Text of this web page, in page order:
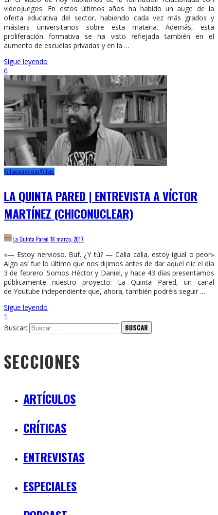
videojuegos. En estos últimos años ha habido un auge de la
oferta educativa del sector, habiendo cada vez más grados y
másters universitarios sobre esta materia. Además, esta
proliferación formativa se ha visto reflejada también en el
aumento de escuelas privadas y en la …
Sigue leyendo
0
VídeoentrevistasVídeos
LA QUINTA PARED | ENTREVISTA A VÍCTOR
MARTÍNEZ (CHICONUCLEAR)
La Quinta Pared 18 marzo, 2017
«— Estoy nervioso. Buf. ¿Y tú? — Calla calla, estoy igual o peor»
Algo así fue lo último que nos dijimos antes de dar aquel clic el día
3 de febrero. Somos Héctor y Daniel, y hace 43 días presentamos
públicamente nuestro proyecto: La Quinta Pared, un canal
de Youtube independiente que, ahora, también podréis seguir …
Sigue leyendo
1
Buscar:
SECCIONES
ARTÍCULOS
CRÍTICAS
ENTREVISTAS
ESPECIALES